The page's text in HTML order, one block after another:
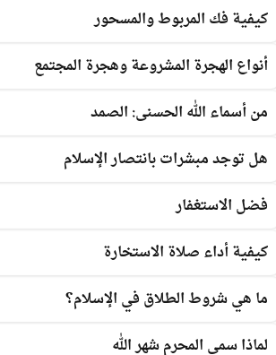
كيفية فك المربوط والمسحور
أنواع الهجرة المشروعة وهجرة المجتمع
من أسماء الله الحسنى: الصمد
هل توجد مبشرات بانتصار الإسلام
فضل الاستغفار
كيفية أداء صلاة الاستخارة
ما هي شروط الطلاق في الإسلام؟
لماذا سمي المحرم شهر الله